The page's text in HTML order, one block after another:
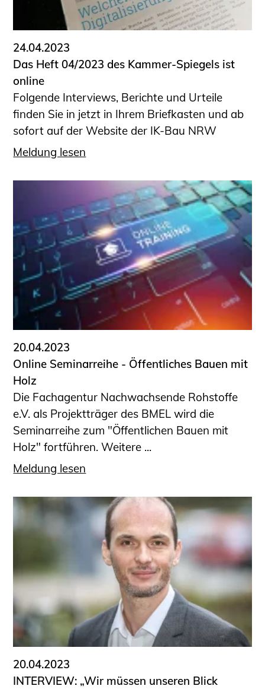
Informationen für Fortbildungsträger
Anträge, Anzeigen, Formulare
Fortbildung/Seminare
Informationen für Ingenieurinnen
und Ingenieure
Recht
Planungswettbewerbe
Publikationen
Stellenbörse
Öffentlich bestellte und vereidigte
Sachverständige
Prüfsachverständige
Qualifizierte Tragwerksplaner/-innen
Bauvorlageberechtigte
Sachkundige für Zustands- und
Funktionsprüfung privater
Abwasserleitungen
Vereinbarungen mit
Ingenieurkammern
Büronachfolge
Zusatzqualifikationen
Geschützter Bereich
Informationen für Auftraggeber und
Verbraucher
Ingenieursuche (Mitglieder der IK-Bau
NRW)
Bauherren-ABC
Informationen für Schülerinnen,
Schüler und Studierende
Projekte für Schülerinnen und Schüler
START.ING. Das Studierenden Praxis-
Programm
Wissenswertes für Studierende
Wettbewerbe für Studierende
BLING.BLING.
Kammer Newsletter
Presse
24.04.2023
Das Heft 04/2023 des Kammer-Spiegels ist
online
Folgende Interviews, Berichte und Urteile
finden Sie in jetzt in Ihrem Briefkasten und ab
sofort auf der Website der IK-Bau NRW
Meldung lesen
20.04.2023
Online Seminarreihe - ­­­Öffentliches Bauen mit
Holz
Die Fachagentur Nachwachsende Rohstoffe
e.V. als Projektträger des BMEL wird die
Seminarreihe zum "Öffentlichen Bauen mit
Holz" fortführen. Weitere ...
Meldung lesen
20.04.2023
INTERVIEW: „Wir müssen unseren Blick